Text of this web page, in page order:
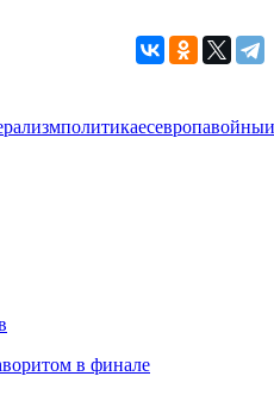
политикаесевропавойны
в финале